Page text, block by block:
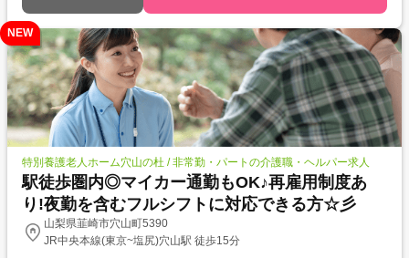
NEW
特別養護老人ホーム穴山の杜 / 非常勤・パートの介護職・ヘルパー求人
駅徒歩圏内◎マイカー通勤もOK♪再雇用制度あ
り!夜勤を含むフルシフトに対応できる方☆彡
山梨県韮崎市穴山町5390
JR中央本線(東京~塩尻)穴山駅 徒歩15分